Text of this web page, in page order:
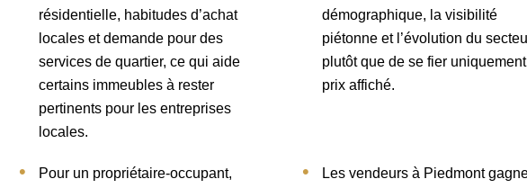
résidentielle, habitudes d’achat
locales et demande pour des
services de quartier, ce qui aide
certains immeubles à rester
pertinents pour les entreprises
locales.
démographique, la visibilité
piétonne et l’évolution du
plutôt que de se fier
prix affiché.
Pour un propriétaire-occupant,
Les vendeurs à Piedmont